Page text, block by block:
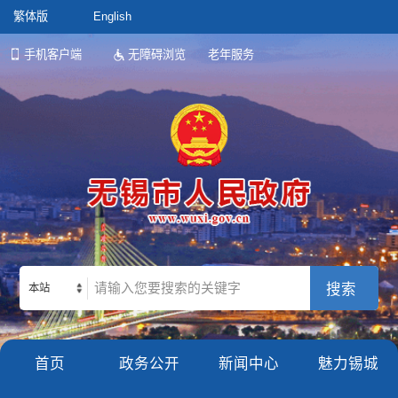
繁体版 English
手机客户端 无障碍浏览 老年服务
本站
首页 政务公开 新闻中心 魅力锡城